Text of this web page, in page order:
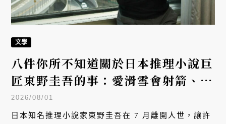
文學
八件你所不知道關於日本推理小說巨
匠東野圭吾的事：愛滑雪會射箭、外
國作家版稅天王、受BTS成員喜
愛……
2026/08/01
日本知名推理小說家東野圭吾在 7 月離開人世，讓許